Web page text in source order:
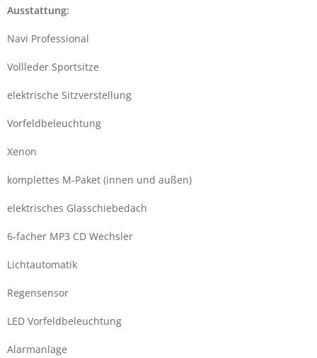
Ausstattung:
Navi Professional
Vollleder Sportsitze
elektrische Sitzverstellung
Vorfeldbeleuchtung
Xenon
komplettes M-Paket (innen und außen)
elektrisches Glasschiebedach
6-facher MP3 CD Wechsler
Lichtautomatik
Regensensor
LED Vorfeldbeleuchtung
Alarmanlage